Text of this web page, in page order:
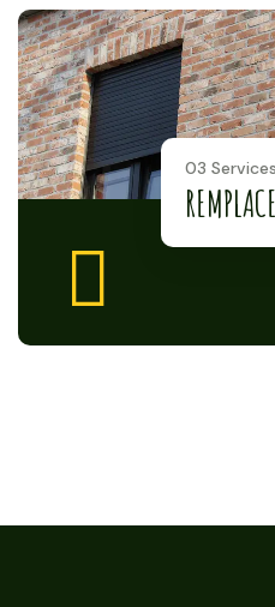
03 Services